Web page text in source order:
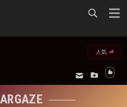
品
オールジャンル
の作品
人気